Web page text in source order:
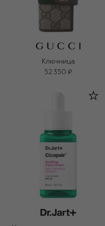
Ключница
52 350 ₽